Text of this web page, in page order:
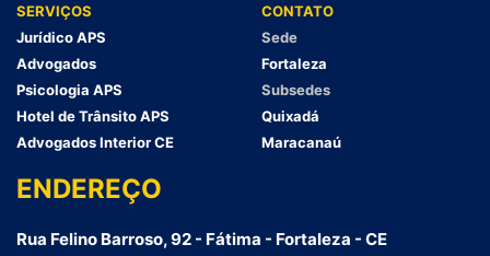
SERVIÇOS
Jurídico APS
Advogados
Psicologia APS
Hotel de Trânsito APS
Advogados Interior CE
CONTATO
Sede
Fortaleza
Subsedes
Quixadá
Maracanaú
ENDEREÇO
Rua Felino Barroso, 92 - Fátima - Fortaleza - CE